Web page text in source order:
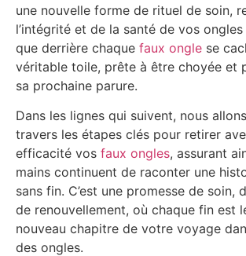
une nouvelle forme de rituel de soin,
l’intégrité et de la santé de vos
que derrière chaque faux ongle se
véritable toile, prête à être choyée et
sa prochaine parure.
Dans les lignes qui suivent, nous
travers les étapes clés pour retirer
efficacité vos faux ongles, assurant
mains continuent de raconter une
sans fin. C’est une promesse de soin,
de renouvellement, où chaque fin est
nouveau chapitre de votre voyage
des ongles.